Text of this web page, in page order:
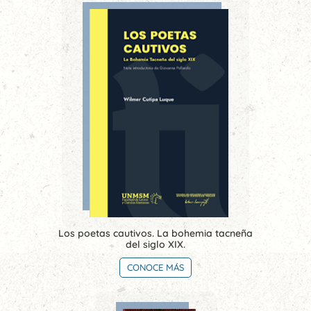
Los poetas cautivos. La bohemia tacneña
del siglo XIX.
CONOCE MÁS